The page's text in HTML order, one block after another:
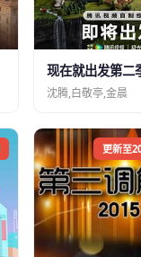
现在就出发第二
沈腾,白敬亭,金晨
更新至